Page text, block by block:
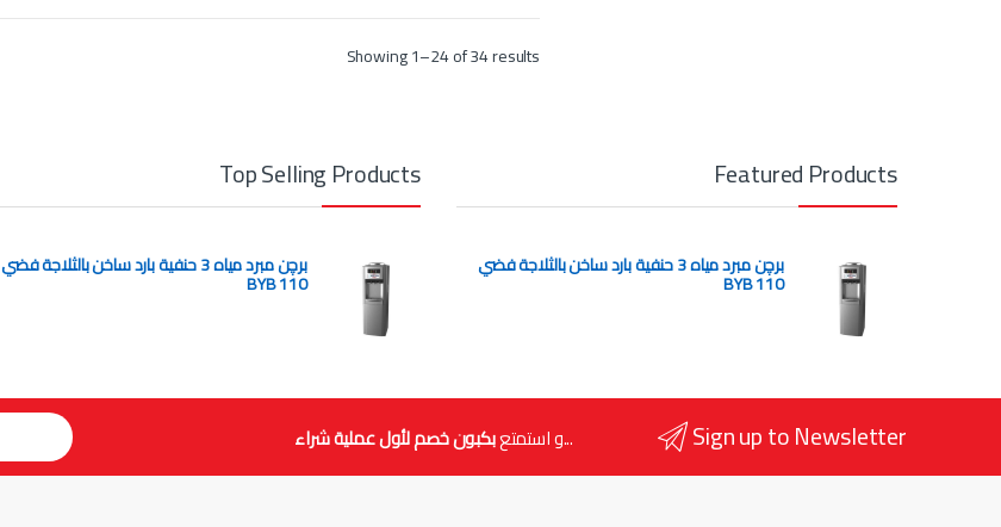
Showing 1–24 of 34 results
Featured Products
برچن مبرد مياه 3 حنفية بارد ساخن بالثلاجة فضي
BYB 110
Top Selling Products
برچن مبرد مياه 3 حنفية بارد ساخن بالثلاجة فضي
BYB 110
Sign up to Newsletter ...و استمتعبكبون خصم لأول عملية شراء